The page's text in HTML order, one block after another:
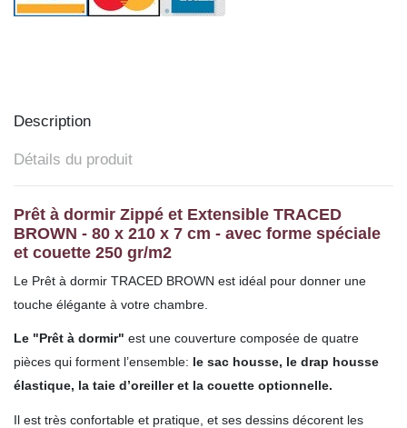
Description
Détails du produit
Prêt à dormir Zippé et Extensible TRACED
BROWN - 80 x 210 x 7 cm - avec forme spéciale
et couette 250 gr/m2
Le Prêt à dormir TRACED BROWN est idéal pour donner une
touche élégante à votre chambre.
Le "Prêt à dormir" est une couverture composée de quatre
pièces qui forment l’ensemble: le sac housse, le drap housse
élastique, la taie d’oreiller et la couette optionnelle.
Il est très confortable et pratique, et ses dessins décorent les